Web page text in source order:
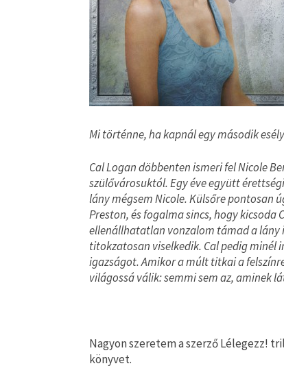
Mi történne, ha kapnál egy második
Cal Logan döbbenten ismeri fel Nicole
szülővárosuktól. Egy éve együtt
lány mégsem Nicole. Külsőre pontosan
Preston, és fogalma sincs, hogy kicsoda
ellenállhatatlan vonzalom támad a lány
titokzatosan viselkedik. Cal pedig minél
igazságot. Amikor a múlt titkai a
világossá válik: semmi sem az, aminek
Nagyon szeretem a szerző Lélegezz!
könyvet.